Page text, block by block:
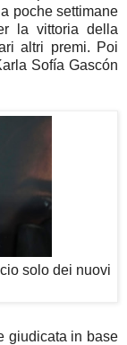
poche settimane
la vittoria della
altri premi. Poi
Sofía Gascón
solo dei nuovi
giudicata in base